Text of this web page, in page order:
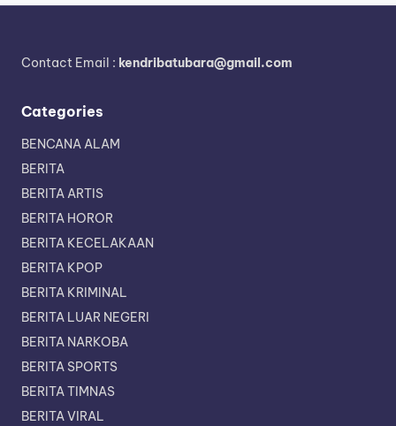
Contact Email : kendribatubara@gmail.com
Categories
BENCANA ALAM
BERITA
BERITA ARTIS
BERITA HOROR
BERITA KECELAKAAN
BERITA KPOP
BERITA KRIMINAL
BERITA LUAR NEGERI
BERITA NARKOBA
BERITA SPORTS
BERITA TIMNAS
BERITA VIRAL